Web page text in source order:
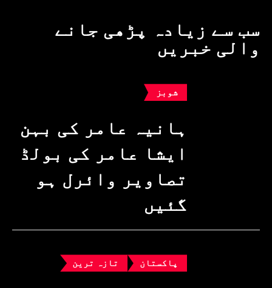
سب سے زیادہ پڑھی جانے
والی خبریں
شوبز
ہانیہ عامر کی بہن
ایشا عامر کی بولڈ
تصاویر وائرل ہو
گئیں
پاکستان تازہ ترین